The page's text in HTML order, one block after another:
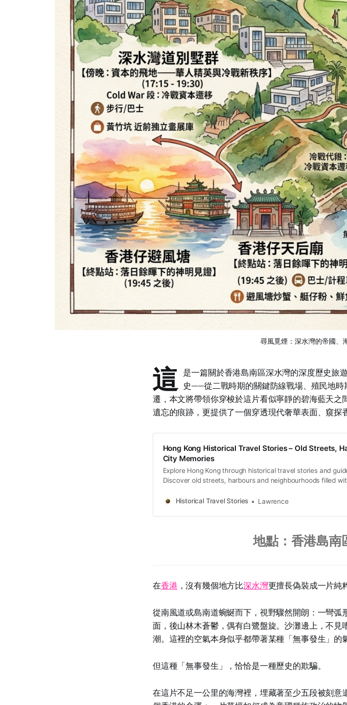
尋風覓煙：深水灣的帝國、
這 是一篇關於香港島南區深水灣的深度歷史旅
史——從二戰時期的關鍵防線戰場、殖民地
遷，本文將帶領你穿梭於這片看似寧靜的碧海藍天
遺忘的痕跡，更提供了一個穿透現代奢華表面、窺探
Hong Kong Historical Travel Stories – Old Streets,
City Memories
Explore Hong Kong through historical travel stories and
Discover old streets, harbours and neighbourhoods filled
Historical Travel Stories
Lawrence
地點：香港島南
在香港 ，沒有幾個地方比深水灣更擅長偽裝成一片純
從南風道或島南道蜿蜒而下，視野驟然開朗：一彎
面，後山林木蒼鬱，偶有白鷺盤旋。沙灘邊上，不見
潮。這裡的空氣本身似乎都帶著某種「無事發生」的
但這種「無事發生」，恰恰是一種歷史的欺騙。
在這片不足一公里的海灣裡，埋藏著至少五段被刻